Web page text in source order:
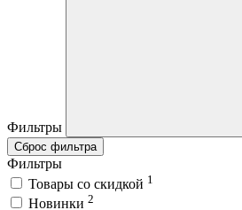
Фильтры
Сброс фильтра
Фильтры
Товары со скидкой 1
Новинки 2